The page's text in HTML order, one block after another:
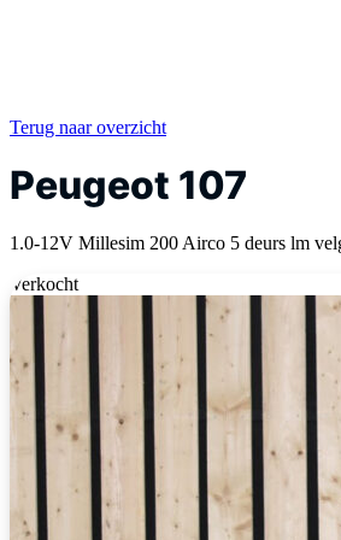
Terug naar overzicht
Peugeot 107
1.0-12V Millesim 200 Airco 5 deurs lm
Verkocht